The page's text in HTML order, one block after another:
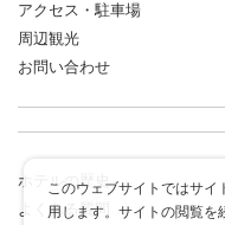
このウェブサイトではサイ
用します。サイトの閲覧を
アクセス・駐車場
周辺観光
お問い合わせ
ホテルの歴史
よくある質問